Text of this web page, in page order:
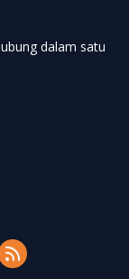
dalam satu